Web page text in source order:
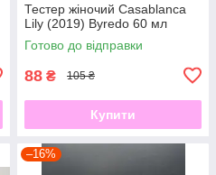
Тестер жіночий Casablanca
Lily (2019) Byredo 60 мл
Готово до відправки
88 ₴ 105 ₴
Купити
–16%